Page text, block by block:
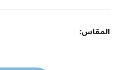
المقاس: